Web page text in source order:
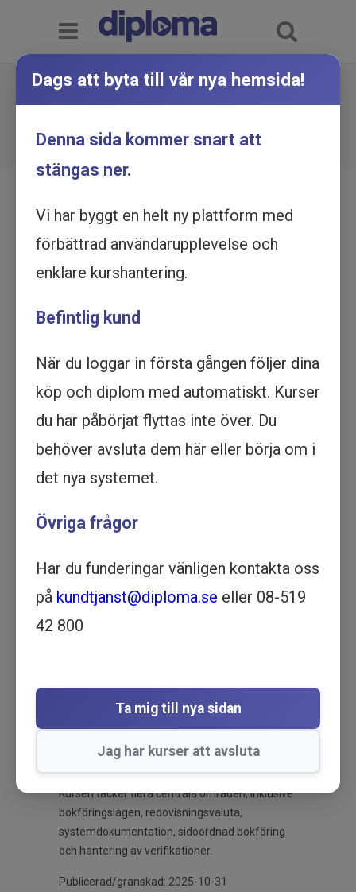
Bokföring - Introduktion - Utbildning online
Köp - 1 995 kr
Prova ett delmoment
Utbildning online
MINUTER
Beskrivning
Denna utbildning ger dig en grundlig
introduktion till bokföring och redovisning, med
Utbildningen är särskilt användbar för
företagare, ekonomiansvariga och
kunskaper och säkerställa att de följer aktuella
Kursen täcker flera centrala områden, inklusive
bokföringslagen, redovisningsvaluta,
systemdokumentation, sidoordnad bokföring
och hantering av verifikationer.
Publicerad/granskad: 2025-10-31
Dags att byta till vår nya hemsida!
Denna sida kommer snart att
stängas ner.
Vi har byggt en helt ny plattform med
förbättrad användarupplevelse och
enklare kurshantering.
Befintlig kund
När du loggar in första gången följer dina
köp och diplom med automatiskt. Kurser
du har påbörjat flyttas inte över. Du
behöver avsluta dem här eller börja om i
det nya systemet.
Övriga frågor
Har du funderingar vänligen kontakta oss
på kundtjanst@diploma.se eller 08-519
42 800
Ta mig till nya sidan
Jag har kurser att avsluta